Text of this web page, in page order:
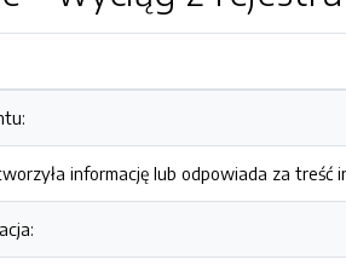
informację lub odpowiada za treść